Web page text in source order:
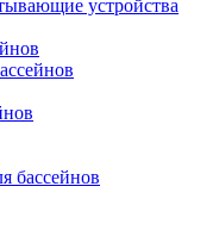
устройства
бассейнов